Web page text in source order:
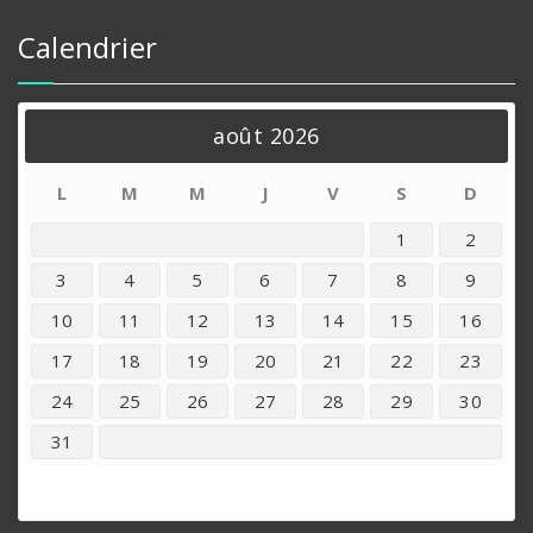
Calendrier
août 2026
L M M J V S
D
1
2
3
4 5 6 7 8
9
10
11 12 13 14 15
16
17
18 19 20 21 22
23
24
25 26 27 28 29
30
31